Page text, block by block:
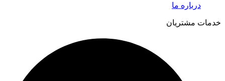
درباره ما
خدمات مشتریان